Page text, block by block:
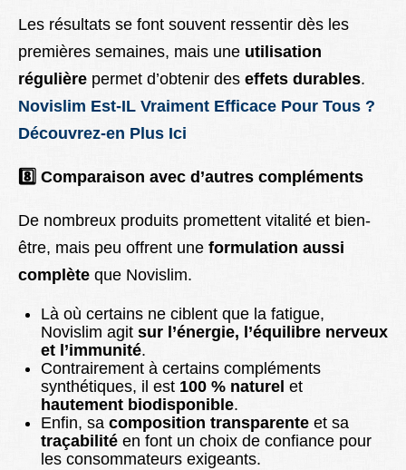
Les résultats se font souvent ressentir dès les
premières semaines, mais une utilisation
régulière permet d’obtenir des effets durables.
Novislim Est-IL Vraiment Efficace Pour Tous ?
Découvrez-en Plus Ici
8️ Comparaison avec d’autres compléments
De nombreux produits promettent vitalité et bien-
être, mais peu offrent une formulation aussi
complète que Novislim.
Là où certains ne ciblent que la fatigue,
Novislim agit sur l’énergie, l’équilibre nerveux
et l’immunité.
Contrairement à certains compléments
synthétiques, il est 100 % naturel et
hautement biodisponible.
Enfin, sa composition transparente et sa
traçabilité en font un choix de confiance pour
les consommateurs exigeants.